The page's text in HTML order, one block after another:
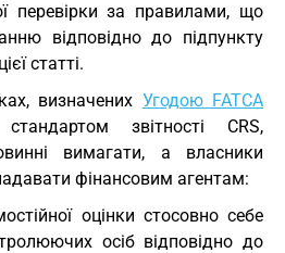
перевірки за правилами, що
відповідно до підпункту
статті.
визначених Угодою FATCA
звітності CRS,
вимагати, а власники
фінансовим агентам:
оцінки стосовно себе
осіб відповідно до